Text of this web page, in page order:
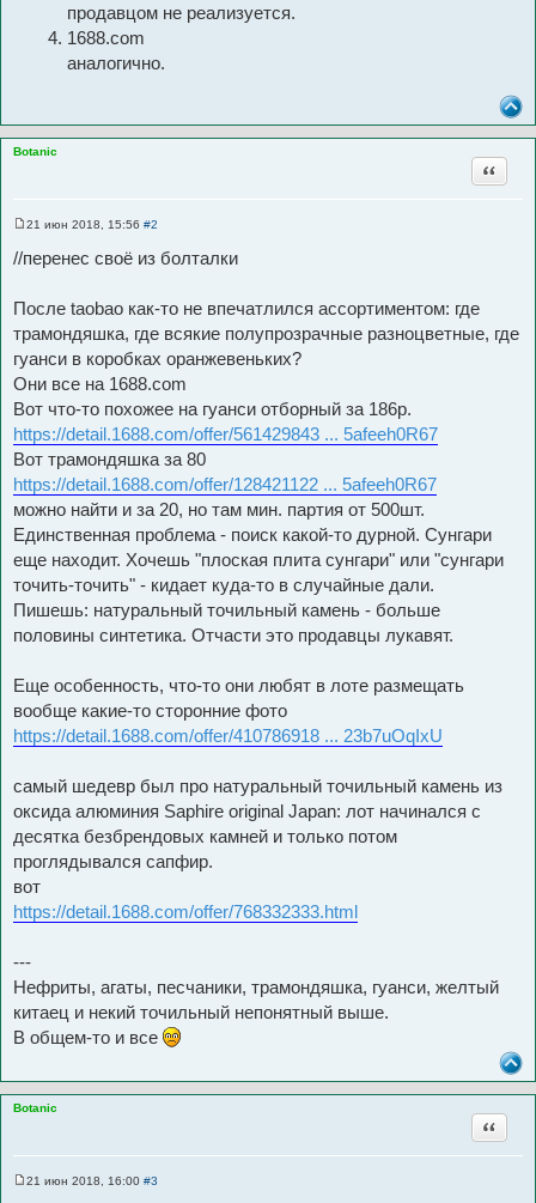
продавцом не реализуется.
1688.com
аналогично.
Botanic
Цитата
о
е
и
21 июн 2018, 15:56 #2
//перенес своё из болталки
После taobao как-то не впечатлился ассортиментом: где
трамондяшка, где всякие полупрозрачные разноцветные, где
гуанси в коробках оранжевеньких?
Они все на 1688.com
Вот что-то похожее на гуанси отборный за 186р.
https://detail.1688.com/offer/561429843 ... 5afeeh0R67
Вот трамондяшка за 80
https://detail.1688.com/offer/128421122 ... 5afeeh0R67
можно найти и за 20, но там мин. партия от 500шт.
Единственная проблема - поиск какой-то дурной. Сунгари
еще находит. Хочешь "плоская плита сунгари" или "сунгари
точить-точить" - кидает куда-то в случайные дали.
Пишешь: натуральный точильный камень - больше
половины синтетика. Отчасти это продавцы лукавят.
Еще особенность, что-то они любят в лоте размещать
вообще какие-то сторонние фото
https://detail.1688.com/offer/410786918 ... 23b7uOqIxU
самый шедевр был про натуральный точильный камень из
оксида алюминия Saphire original Japan: лот начинался с
десятка безбрендовых камней и только потом
проглядывался сапфир.
вот
https://detail.1688.com/offer/768332333.html
---
Нефриты, агаты, песчаники, трамондяшка, гуанси, желтый
китаец и некий точильный непонятный выше.
В общем-то и все
Botanic
Цитата
21 июн 2018, 16:00 #3